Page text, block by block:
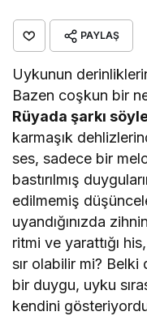
PAYLAŞ
Uykunun
Bazen coşkun bir
Rüyada şarkı
karmaşık
ses, sadece bir
bastırılmış
edilmemiş
uyandığınızda
ritmi ve yarattığı
sır olabilir mi?
bir duygu, uyku
kendini